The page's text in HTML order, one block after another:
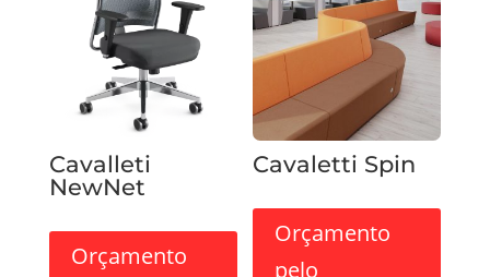
Cavalleti
NewNet
Orçamento
Cavaletti Spin
Orçamento
pelo